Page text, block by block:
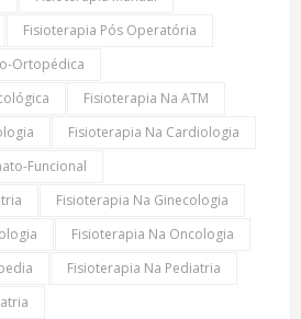
Fisioterapia Pós Operatória
Ortopédica
Fisioterapia Na ATM
Fisioterapia Na Cardiologia
Funcional
Fisioterapia Na Ginecologia
Fisioterapia Na Oncologia
Fisioterapia Na Pediatria